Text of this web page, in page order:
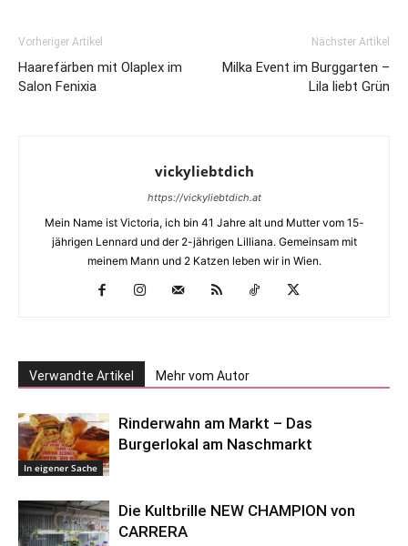
Vorheriger Artikel
Haarefärben mit Olaplex im
Salon Fenixia
Nächster Artikel
Milka Event im Burggarten –
Lila liebt Grün
vickyliebtdich
https://vickyliebtdich.at
Mein Name ist Victoria, ich bin 41 Jahre alt und Mutter vom 15-
jährigen Lennard und der 2-jährigen Lilliana. Gemeinsam mit
meinem Mann und 2 Katzen leben wir in Wien.
Verwandte Artikel Mehr vom Autor
In eigener Sache
Rinderwahn am Markt – Das
Burgerlokal am Naschmarkt
Die Kultbrille NEW CHAMPION von
CARRERA